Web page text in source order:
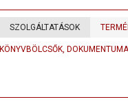
SZOLGÁLTATÁSOK
KÖNYVBÖLCSŐK,